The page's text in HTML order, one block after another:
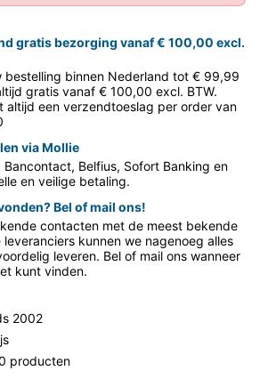
gratis bezorging vanaf € 100,00 excl.
bestelling binnen Nederland tot € 99,99
gratis vanaf € 100,00 excl. BTW.
altijd een verzendtoeslag per order van
via Mollie
Bancontact, Belfius, Sofort Banking en
en veilige betaling.
Bel of mail ons!
contacten met de meest bekende
kunnen we nagenoeg alles
leveren. Bel of mail ons wanneer
kunt vinden.
2002
producten